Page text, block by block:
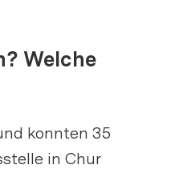
Welche
konnten 35
in Chur